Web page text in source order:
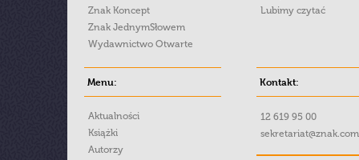
Znak Koncept
Znak JednymSłowem
Wydawnictwo Otwarte
Lubimy czytać
Menu:
Aktualności
Książki
Autorzy
Kontakt:
12 619 95 00